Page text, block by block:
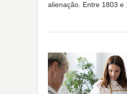
alienação. Entre 1803 e